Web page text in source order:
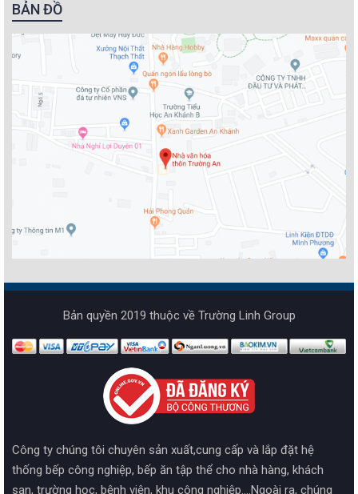
BẢN ĐỒ
Bản quyền 2019 thuộc về Trường Linh Group
Công ty chúng tôi chuyên sản xuất,cung cấp và lắp đặt hệ
thống bếp công nghiệp, bếp ăn tập thể cho nhà hàng, khách
sạn, trường học, bệnh viện, khu công nghiệp....Ngoài ra, chúng